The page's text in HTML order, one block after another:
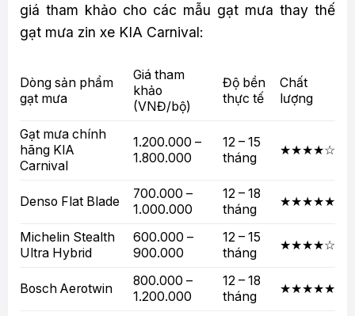
giá tham khảo cho các mẫu gạt mưa thay thế
gạt mưa zin xe KIA Carnival:
Dòng sản phẩm
gạt mưa
Giá tham
khảo
(VNĐ/bộ)
Độ bền
thực tế
Chất
lượng
Gạt mưa chính
hãng KIA
Carnival
1.200.000 –
1.800.000
12 – 15
tháng
★★★★☆
Denso Flat Blade
700.000 –
1.000.000
12 – 18
tháng
★★★★★
Michelin Stealth
Ultra Hybrid
600.000 –
900.000
12 – 15
tháng
★★★★☆
Bosch Aerotwin
800.000 –
1.200.000
12 – 18
tháng
★★★★★